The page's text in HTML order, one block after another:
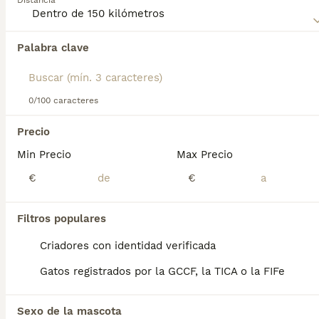
Palabra clave
0/100 caracteres
Precio
Min Precio
€
Max Precio
€
Filtros populares
Criadores con identidad verificada
Gatos registrados por la GCCF, la TICA o la FIFe
Sexo de la mascota
Encontramos 0 American Curl Gatos y gatitos
Si deseas exactamente esta búsqueda guarda tu
búsqueda y espera el resultado perfecto:
Preguntas frecuentes
¿Cuánto vale un gato curl
americano?
El coste de adquisición de esta raza puede
reputación del criador y la ubicación